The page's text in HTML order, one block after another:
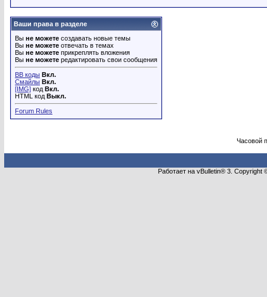
Ваши права в разделе
Вы не можете создавать новые темы
Вы не можете отвечать в темах
Вы не можете прикреплять вложения
Вы не можете редактировать свои сообщения
BB коды Вкл.
Смайлы Вкл.
[IMG] код Вкл.
HTML код Выкл.
Forum Rules
Часовой
Работает на vBulletin® 3.